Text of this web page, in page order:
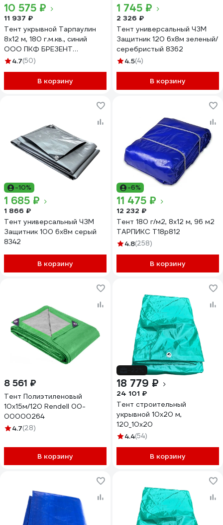
10 575 ₽
11 937 ₽
Тент укрывной Тарпаулин
8х12 м, 180 г.м.кв., синий
ООО ПКФ БРЕЗЕНТ
В81218020
4.7(50)
В корзину
1 745 ₽
2 326 ₽
Тент универсальный ЧЗМ
Защитник 120 6х8м зеленый/
серебристый 8362
4.5(4)
В корзину
-10%
1 685 ₽
1 866 ₽
Тент универсальный ЧЗМ
Защитник 100 6х8м серый
8342
В корзину
-6%
11 475 ₽
12 232 ₽
Тент 180 г/м2, 8x12 м, 96 м2
ТАРПИКС Т18р812
4.8(258)
В корзину
8 561 ₽
Тент Полиэтиленовый
10х15м/120 Rendell 00-
00000264
4.7(28)
В корзину
18 779 ₽
24 101 ₽
Тент строительный
укрывной 10х20 м,
120_10х20
4.4(54)
В корзину